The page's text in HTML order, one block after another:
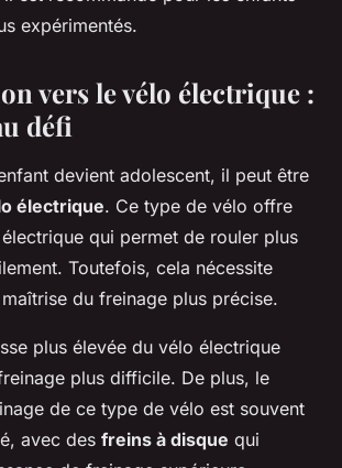
expérimentés.
vers le vélo électrique :
défi
devient adolescent, il peut être
électrique. Ce type de vélo offre
qui permet de rouler plus
Toutefois, cela nécessite
du freinage plus précise.
plus élevée du vélo électrique
plus difficile. De plus, le
de ce type de vélo est souvent
avec des freins à disque qui